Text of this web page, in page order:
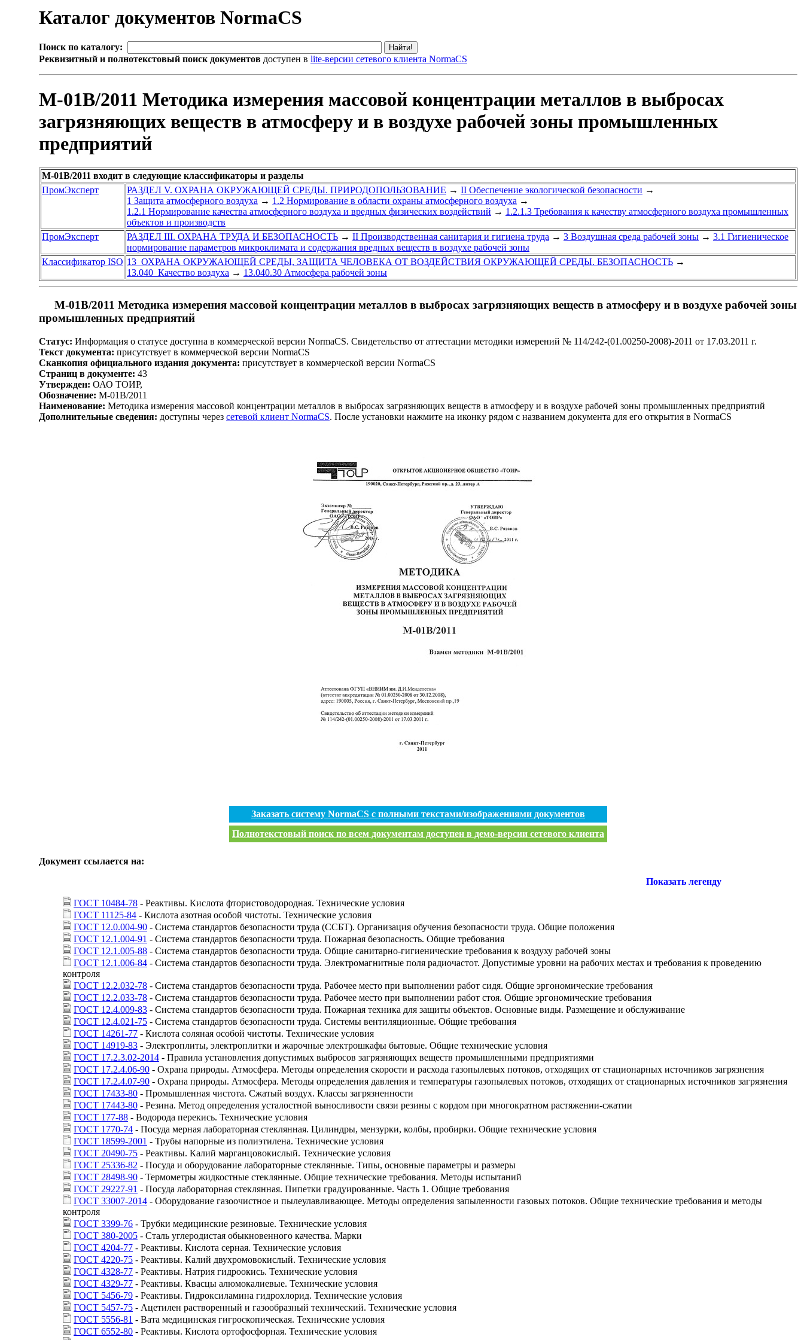
Каталог документов NormaCS
Поиск по каталогу:
Реквизитный и полнотекстовый поиск документов доступен в lite-версии сетевого клиента NormaCS
М-01В/2011 Методика измерения массовой концентрации металлов в выбросах
загрязняющих веществ в атмосферу и в воздухе рабочей зоны промышленных
предприятий
М-01В/2011 входит в следующие классификаторы и разделы
ПромЭксперт
РАЗДЕЛ V. ОХРАНА ОКРУЖАЮЩЕЙ СРЕДЫ. ПРИРОДОПОЛЬЗОВАНИЕ → II Обеспечение экологической безопасности →
1 Защита атмосферного воздуха → 1.2 Нормирование в области охраны атмосферного воздуха →
1.2.1 Нормирование качества атмосферного воздуха и вредных физических воздействий → 1.2.1.3 Требования к качеству атмосферного воздуха промышленных
объектов и производств
ПромЭксперт
РАЗДЕЛ III. ОХРАНА ТРУДА И БЕЗОПАСНОСТЬ → II Производственная санитария и гигиена труда → 3 Воздушная среда рабочей зоны → 3.1 Гигиеническое
нормирование параметров микроклимата и содержания вредных веществ в воздухе рабочей зоны
Классификатор ISO 13 ОХРАНА ОКРУЖАЮЩЕЙ СРЕДЫ, ЗАЩИТА ЧЕЛОВЕКА ОТ ВОЗДЕЙСТВИЯ ОКРУЖАЮЩЕЙ СРЕДЫ. БЕЗОПАСНОСТЬ →
13.040 Качество воздуха → 13.040.30 Атмосфера рабочей зоны
М-01В/2011 Методика измерения массовой концентрации металлов в выбросах загрязняющих веществ в атмосферу и в воздухе рабочей зоны
промышленных предприятий
Статус: Информация о статусе доступна в коммерческой версии NormaCS. Свидетельство от аттестации методики измерений № 114/242-(01.00250-2008)-2011 от 17.03.2011 г.
Текст документа: присутствует в коммерческой версии NormaCS
Сканкопия официального издания документа: присутствует в коммерческой версии NormaCS
Страниц в документе: 43
Утвержден: ОАО ТОИР,
Обозначение: М-01В/2011
Наименование: Методика измерения массовой концентрации металлов в выбросах загрязняющих веществ в атмосферу и в воздухе рабочей зоны промышленных предприятий
Дополнительные сведения: доступны через сетевой клиент NormaCS. После установки нажмите на иконку рядом с названием документа для его открытия в NormaCS
Заказать систему NormaCS с полными текстами/изображениями документов
Полнотекстовый поиск по всем документам доступен в демо-версии сетевого клиента
Документ ссылается на:
Показать легенду
ГОСТ 10484-78 - Реактивы. Кислота фтористоводородная. Технические условия
ГОСТ 11125-84 - Кислота азотная особой чистоты. Технические условия
ГОСТ 12.0.004-90 - Система стандартов безопасности труда (ССБТ). Организация обучения безопасности труда. Общие положения
ГОСТ 12.1.004-91 - Система стандартов безопасности труда. Пожарная безопасность. Общие требования
ГОСТ 12.1.005-88 - Система стандартов безопасности труда. Общие санитарно-гигиенические требования к воздуху рабочей зоны
ГОСТ 12.1.006-84 - Система стандартов безопасности труда. Электромагнитные поля радиочастот. Допустимые уровни на рабочих местах и требования к проведению
контроля
ГОСТ 12.2.032-78 - Система стандартов безопасности труда. Рабочее место при выполнении работ сидя. Общие эргономические требования
ГОСТ 12.2.033-78 - Система стандартов безопасности труда. Рабочее место при выполнении работ стоя. Общие эргономические требования
ГОСТ 12.4.009-83 - Система стандартов безопасности труда. Пожарная техника для защиты объектов. Основные виды. Размещение и обслуживание
ГОСТ 12.4.021-75 - Система стандартов безопасности труда. Системы вентиляционные. Общие требования
ГОСТ 14261-77 - Кислота соляная особой чистоты. Технические условия
ГОСТ 14919-83 - Электроплиты, электроплитки и жарочные электрошкафы бытовые. Общие технические условия
ГОСТ 17.2.3.02-2014 - Правила установления допустимых выбросов загрязняющих веществ промышленными предприятиями
ГОСТ 17.2.4.06-90 - Охрана природы. Атмосфера. Методы определения скорости и расхода газопылевых потоков, отходящих от стационарных источников загрязнения
ГОСТ 17.2.4.07-90 - Охрана природы. Атмосфера. Методы определения давления и температуры газопылевых потоков, отходящих от стационарных источников загрязнения
ГОСТ 17433-80 - Промышленная чистота. Сжатый воздух. Классы загрязненности
ГОСТ 17443-80 - Резина. Метод определения усталостной выносливости связи резины с кордом при многократном растяжении-сжатии
ГОСТ 177-88 - Водорода перекись. Технические условия
ГОСТ 1770-74 - Посуда мерная лабораторная стеклянная. Цилиндры, мензурки, колбы, пробирки. Общие технические условия
ГОСТ 18599-2001 - Трубы напорные из полиэтилена. Технические условия
ГОСТ 20490-75 - Реактивы. Калий марганцовокислый. Технические условия
ГОСТ 25336-82 - Посуда и оборудование лабораторные стеклянные. Типы, основные параметры и размеры
ГОСТ 28498-90 - Термометры жидкостные стеклянные. Общие технические требования. Методы испытаний
ГОСТ 29227-91 - Посуда лабораторная стеклянная. Пипетки градуированные. Часть 1. Общие требования
ГОСТ 33007-2014 - Оборудование газоочистное и пылеулавливающее. Методы определения запыленности газовых потоков. Общие технические требования и методы
контроля
ГОСТ 3399-76 - Трубки медицинские резиновые. Технические условия
ГОСТ 380-2005 - Сталь углеродистая обыкновенного качества. Марки
ГОСТ 4204-77 - Реактивы. Кислота серная. Технические условия
ГОСТ 4220-75 - Реактивы. Калий двухромовокислый. Технические условия
ГОСТ 4328-77 - Реактивы. Натрия гидроокись. Технические условия
ГОСТ 4329-77 - Реактивы. Квасцы алюмокалиевые. Технические условия
ГОСТ 5456-79 - Реактивы. Гидроксиламина гидрохлорид. Технические условия
ГОСТ 5457-75 - Ацетилен растворенный и газообразный технический. Технические условия
ГОСТ 5556-81 - Вата медицинская гигроскопическая. Технические условия
ГОСТ 6552-80 - Реактивы. Кислота ортофосфорная. Технические условия